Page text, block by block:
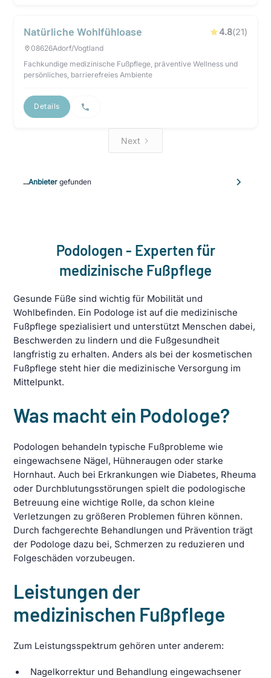
Natürliche Wohlfühloase 4.8(21)
08626Adorf/Vogtland
Fachkundige medizinische Fußpflege, präventive Wellness und
persönliches, barrierefreies Ambiente
Details
Next
...Anbieter gefunden
Podologen - Experten für
medizinische Fußpflege
Gesunde Füße sind wichtig für Mobilität und
Wohlbefinden. Ein Podologe ist auf die medizinische
Fußpflege spezialisiert und unterstützt Menschen dabei,
Beschwerden zu lindern und die Fußgesundheit
langfristig zu erhalten. Anders als bei der kosmetischen
Fußpflege steht hier die medizinische Versorgung im
Mittelpunkt.
Was macht ein Podologe?
Podologen behandeln typische Fußprobleme wie
eingewachsene Nägel, Hühneraugen oder starke
Hornhaut. Auch bei Erkrankungen wie Diabetes, Rheuma
oder Durchblutungsstörungen spielt die podologische
Betreuung eine wichtige Rolle, da schon kleine
Verletzungen zu größeren Problemen führen können.
Durch fachgerechte Behandlungen und Prävention trägt
der Podologe dazu bei, Schmerzen zu reduzieren und
Folgeschäden vorzubeugen.
Leistungen der
medizinischen Fußpflege
Zum Leistungsspektrum gehören unter anderem:
Nagelkorrektur und Behandlung eingewachsener